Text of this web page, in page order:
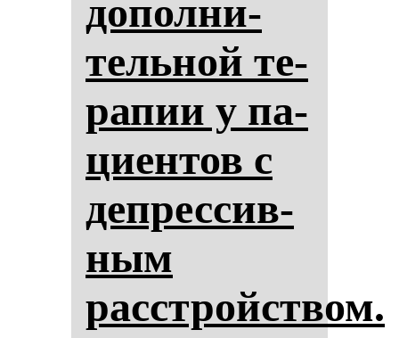
до­пол­ни­
тель­ной те­
ра­пии у па­
ци­ен­тов с
деп­рес­сив­
ным
расстройством.